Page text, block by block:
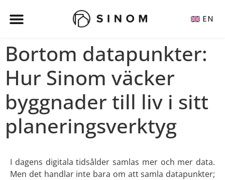
EN
Bortom datapunkter:
Hur Sinom väcker
byggnader till liv i sitt
planeringsverktyg
I dagens digitala tidsålder samlas mer och mer data.
Men det handlar inte bara om att samla datapunkter;